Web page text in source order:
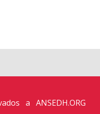
a ANSEDH.ORG